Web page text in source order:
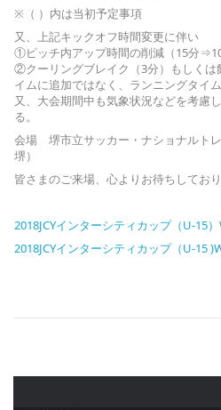
※（ ）内は当初予定事項
又、上記キックオフ時間変更に伴い
①ピッチ内アップ時間の削減（15分⇒10
②クーリングブレイク（3分） もしくは
イムに追加ではなく、 ランニングタイム
又、大会期間中も気象状況などを考慮し
る。
会場 堺市立サッカー・ナショナルトレ
堺）
皆さまのご来場、心よりお待ちしており
2018JCYインターシティカップ（U-15）
2018JCYインターシティカップ（U-15